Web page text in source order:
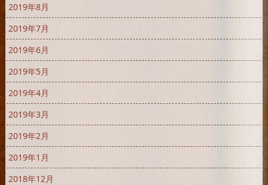
2019年8月
2019年7月
2019年6月
2019年5月
2019年4月
2019年3月
2019年2月
2019年1月
2018年12月